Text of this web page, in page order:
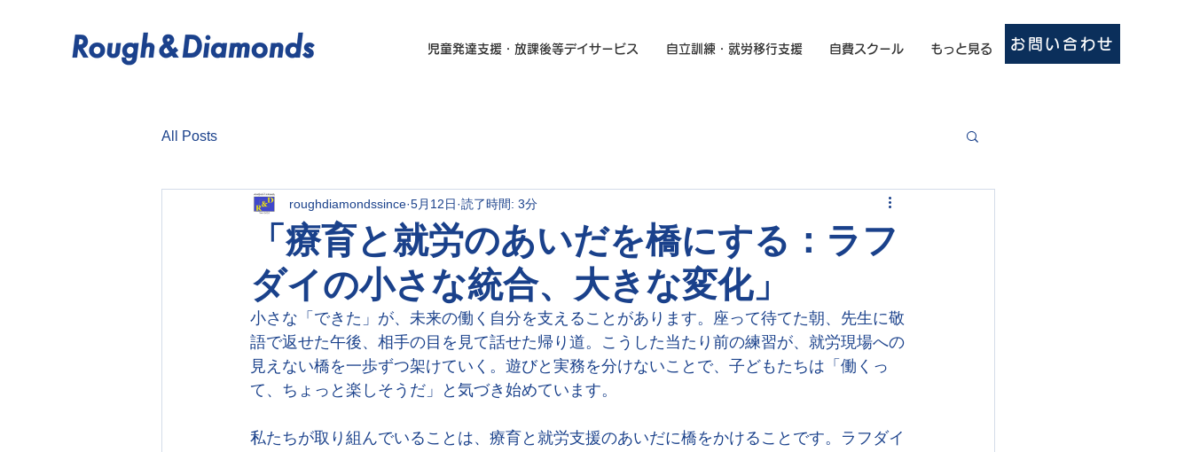
児童発達支援・放課後等デイサービス 自立訓練・就労移行支援 自費スクール もっと見る お問い合わせ
All Posts
「療育と就労のあいだを橋にする：ラフ
ダイの小さな統合、大きな変化」
roughdiamondssince 5月12日 読了時間: 3分
小さな「できた」が、未来の働く自分を支えることがあります。座って待てた朝、先生に敬
語で返せた午後、相手の目を見て話せた帰り道。こうした当たり前の練習が、就労現場への
見えない橋を一歩ずつ架けていく。遊びと実務を分けないことで、子どもたちは「働くっ
て、ちょっと楽しそうだ」と気づき始めています。
私たちが取り組んでいることは、療育と就労支援のあいだに橋をかけることです。ラフダイ